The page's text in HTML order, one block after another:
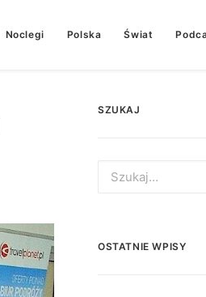
Noclegi Polska Świat
SZUKAJ
for:
OSTATNIE WPISY